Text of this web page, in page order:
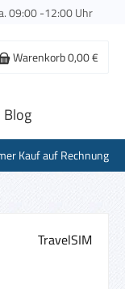
09:00 -12:00 Uhr
Warenkorb0,00 €
Blog
Kauf auf Rechnung
TravelSIM